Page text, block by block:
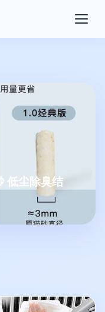
低尘除臭结